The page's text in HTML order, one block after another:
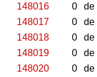
148016
0 de
148017
0 de
148018
0 de
148019
0 de
148020
0 de